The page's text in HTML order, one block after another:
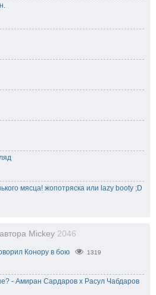
мясца! жопотряска или lazy booty ;D
Mickey 2046
Конору в бою 1319
- Амиран Сардаров х Расул Чабдаров